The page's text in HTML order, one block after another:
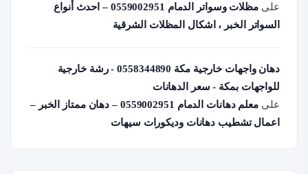
على
مظلات وسواتر الدمام 0559002951 – احدث أنواع
السواتر الخبر ، اشكال المظلات الشرقية
دهان واجهات خارجية مكة 0558344890 - رشة خارجية
للواجهات بمكة - سعر الدهانات
على
معلم دهانات الدمام 0559002951 – دهان ممتاز الخبر –
اعمال تشطيب دهانات وديكورات سيهات